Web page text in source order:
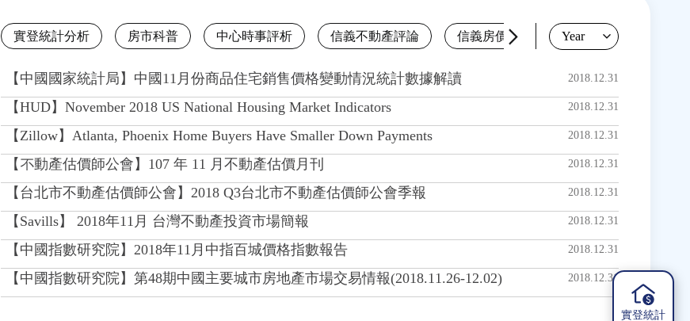
Back
to
top
實登統計分析 房市科普 中心時事評析 信義不動產評論 信義房價指數 不動產市場分析
Year
【中國國家統計局】中國11月份商品住宅銷售價格變動情況統計數據解讀 2018.12.31
【HUD】November 2018 US National Housing Market Indicators 2018.12.31
【Zillow】Atlanta, Phoenix Home Buyers Have Smaller Down Payments 2018.12.31
【不動產估價師公會】107 年 11 月不動產估價月刊 2018.12.31
【台北市不動產估價師公會】2018 Q3台北市不動產估價師公會季報 2018.12.31
【Savills】 2018年11月 台灣不動產投資市場簡報 2018.12.31
【中國指數研究院】2018年11月中指百城價格指數報告 2018.12.31
【中國指數研究院】第48期中國主要城市房地產市場交易情報(2018.11.26-12.02) 2018.12.31
實登統計